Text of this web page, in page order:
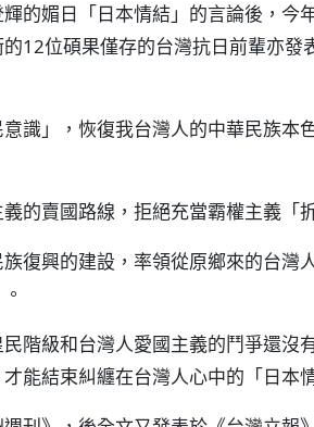
的媚日「日本情結」的言論後，今
12位碩果僅存的台灣抗日前輩亦發
識」，恢復我台灣人的中華民族本
的賣國路線，拒絕充當霸權主義「
復興的建設，率領從原鄉來的台灣
階級和台灣人愛國主義的鬥爭還沒
能結束糾纏在台灣人心中的「日本